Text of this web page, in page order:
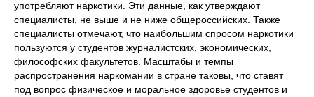
употребляют наркотики. Эти данные, как утверждают
специалисты, не выше и не ниже общероссийских. Также
специалисты отмечают, что наибольшим спросом наркотики
пользуются у студентов журналистских, экономических,
философских факультетов. Масштабы и темпы
распространения наркомании в стране таковы, что ставят
под вопрос физическое и моральное здоровье студентов и